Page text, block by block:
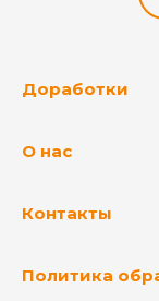
Доработки
О нас
Контакты
Политика